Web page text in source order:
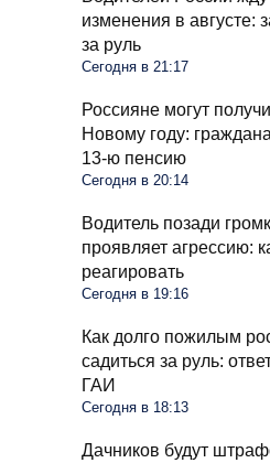
изменения в августе:
за руль
Сегодня в 21:17
Россияне могут
Новому году:
13-ю пенсию
Сегодня в 20:14
Водитель позади
проявляет агрессию:
реагировать
Сегодня в 19:16
Как долго пожилым
садиться за руль:
ГАИ
Сегодня в 18:13
Дачников будут